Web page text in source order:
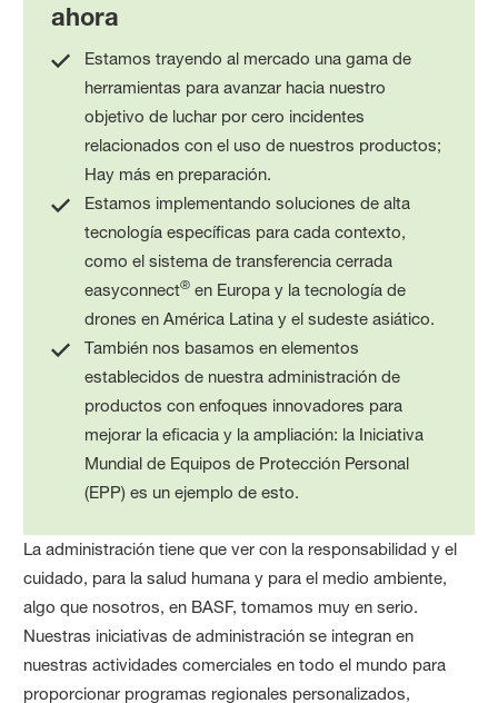
ahora
Estamos trayendo al mercado una gama de
herramientas para avanzar hacia nuestro
objetivo de luchar por cero incidentes
relacionados con el uso de nuestros productos;
Hay más en preparación.
Estamos implementando soluciones de alta
tecnología específicas para cada contexto,
como el sistema de transferencia cerrada
easyconnect® en Europa y la tecnología de
drones en América Latina y el sudeste asiático.
También nos basamos en elementos
establecidos de nuestra administración de
productos con enfoques innovadores para
mejorar la eficacia y la ampliación: la Iniciativa
Mundial de Equipos de Protección Personal
(EPP) es un ejemplo de esto.
La administración tiene que ver con la responsabilidad y el
cuidado, para la salud humana y para el medio ambiente,
algo que nosotros, en BASF, tomamos muy en serio.
Nuestras iniciativas de administración se integran en
nuestras actividades comerciales en todo el mundo para
proporcionar programas regionales personalizados,